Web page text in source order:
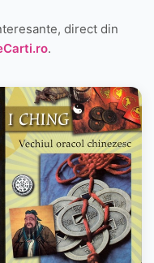
direct din
.